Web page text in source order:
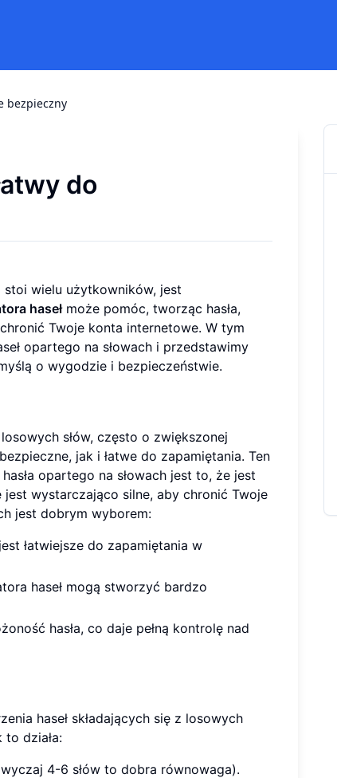
bezpieczny
do
wielu użytkowników, jest
hasełmoże pomóc, tworząc hasła,
Twoje konta internetowe. W tym
opartego na słowach i przedstawimy
o wygodzie i bezpieczeństwie.
słów, często o zwiększonej
jak i łatwe do zapamiętania. Ten
opartego na słowach jest to, że jest
wystarczająco silne, aby chronić Twoje
jest dobrym wyborem:
łatwiejsze do zapamiętania w
haseł mogą stworzyć bardzo
hasła, co daje pełną kontrolę nad
haseł składających się z losowych
to działa:
4-6 słów to dobra równowaga).